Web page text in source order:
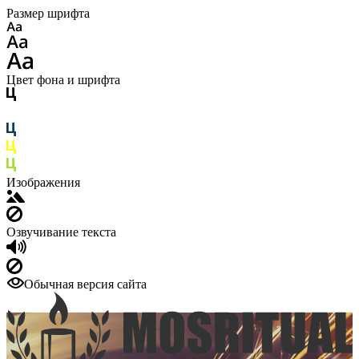
Размер шрифта
Цвет фона и шрифта
Изображения
Озвучивание текста
Обычная версия сайта